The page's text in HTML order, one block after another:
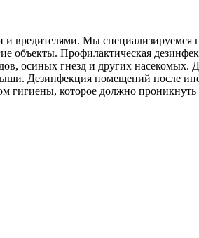
и вредителями. Мы специализируемся
объекты. Профилактическая
осиных гнезд и других насекомых.
Дезинфекция помещений после
гигиены, которое должно